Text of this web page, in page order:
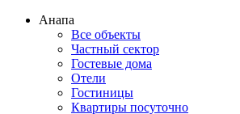
Анапа
Все объекты
Частный сектор
Гостевые дома
Отели
Гостиницы
Квартиры посуточно